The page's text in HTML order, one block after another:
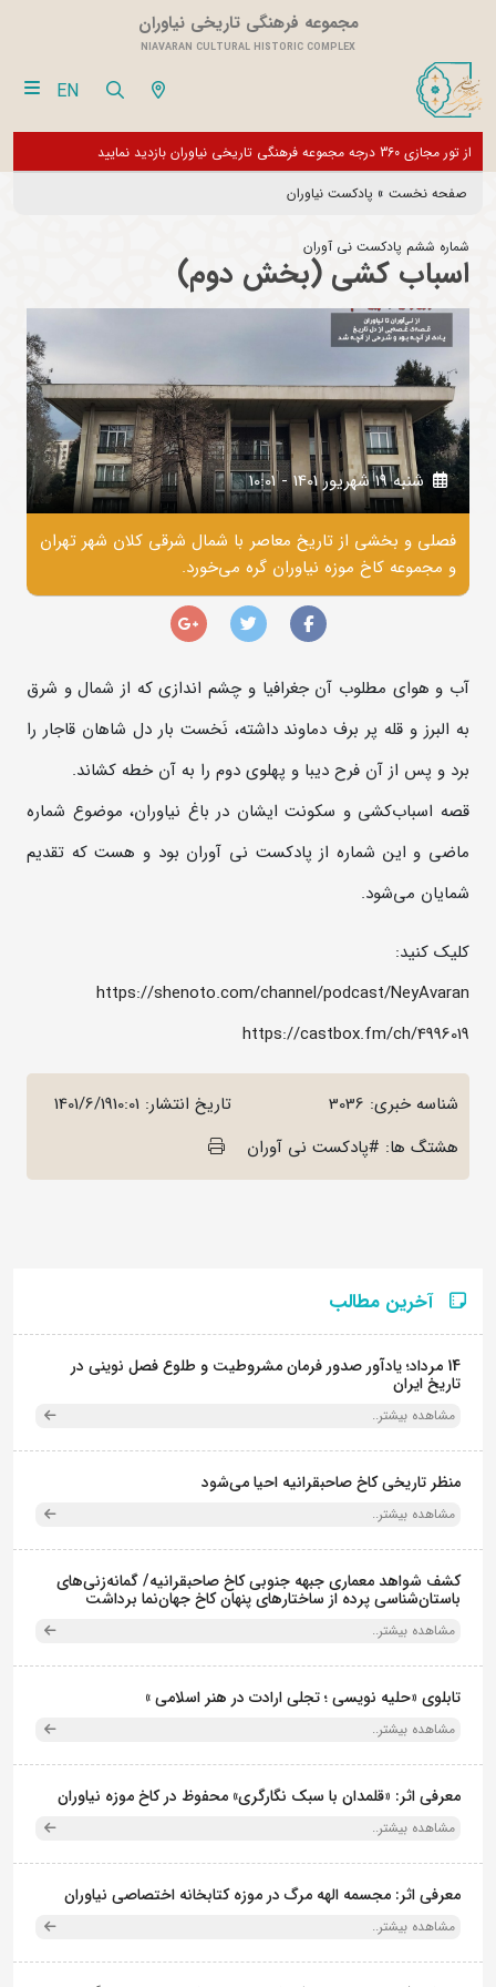
مجموعه فرهنگی تاریخی نیاوران
NIAVARAN CULTURAL HISTORIC COMPLEX
EN
از تور مجازی 360 درجه مجموعه فرهنگی تاریخی نیاوران بازدید نماییدتا اطلاع ثانوی تعطیل می باشد و فقط
صفحه نخست » پادکست نیاوران
شماره ششم پادکست نی آوران
اسباب کشی (بخش دوم)
شنبه 19 شهريور 1401 - 10:01
فصلی و بخشی از تاریخ معاصر با شمال شرقی کلان شهر تهران
و مجموعه‌ کاخ موزه‌ نیاوران گره می‌خورد.
آب و هوای مطلوب آن جغرافیا و چشم اندازی که از شمال و شرق
به البرز و قله‌ پر برف دماوند داشته، نَخست بار دل شاهان قاجار را
برد و پس از آن فرح دیبا و پهلوی دوم را به آن خطه کشاند.
قصه‌ اسباب‌کشی و سکونت ایشان در باغ نیاوران، موضوع شماره‌
ماضی و این شماره از پادکست نی‌ آوران بود و هست که تقدیم
شمایان می‌شود.
کلیک کنید:
https://shenoto.com/channel/podcast/NeyAvaran
https://castbox.fm/ch/4996019
شناسه خبری: 3036 تاریخ انتشار: 1401/6/1910:01
هشتگ ها: #پادکست نی آوران
آخرین مطالب
14 مرداد؛ یادآور صدور فرمان مشروطیت و طلوع فصل نوینی در
تاریخ ایران
مشاهده بیشتر..
منظر تاریخی کاخ صاحبقرانیه احیا می‌شود
مشاهده بیشتر..
کشف شواهد معماری جبهه جنوبی کاخ صاحبقرانیه/ گمانه‌زنی‌های
باستان‌شناسی پرده از ساختارهای پنهان کاخ جهان‌نما برداشت
مشاهده بیشتر..
تابلوی «حلیه نویسی ؛ تجلی ارادت در هنر اسلامی »
مشاهده بیشتر..
معرفی اثر: «قلمدان با سبک نگارگری» محفوظ در کاخ موزه نیاوران
مشاهده بیشتر..
معرفی اثر: مجسمه الهه مرگ در موزه کتابخانه اختصاصی نیاوران
مشاهده بیشتر..